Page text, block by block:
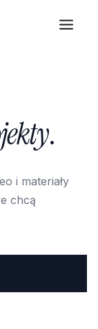
.
i materiały
chcą